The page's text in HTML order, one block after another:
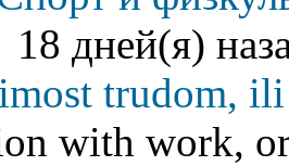
18 дней(я)
trudom,
with work,